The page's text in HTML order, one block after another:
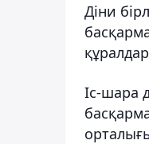
Діни
Іс-шара